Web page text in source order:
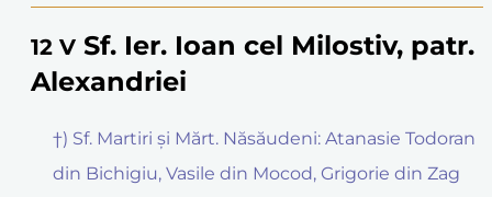
12 V Sf. Ier. Ioan cel Milostiv, patr.
Alexandriei
†) Sf. Martiri și Mărt. Năsăudeni: Atanasie Todoran
din Bichigiu, Vasile din Mocod, Grigorie din Zag